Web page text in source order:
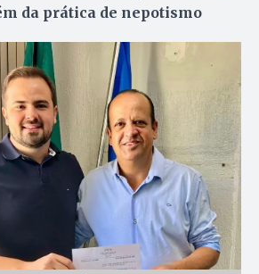
da prática de nepotismo